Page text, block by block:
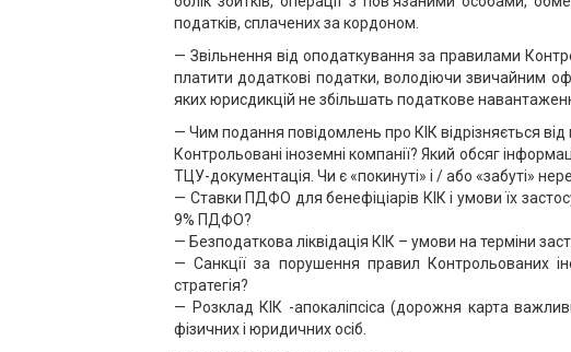
податків, сплачених за кордоном.
— Звільнення від оподаткування за правилами
платити додаткові податки, володіючи звичайним
яких юрисдикцій не збільшать податкове
— Чим подання повідомлень про КІК відрізняється
Контрольовані іноземні компанії? Який обсяг
ТЦУ-документація. Чи є «покинуті» і / або «забуті»
— Ставки ПДФО для бенефіціарів КІК і умови їх
9% ПДФО?
— Безподаткова ліквідація КІК – умови на терміни
— Санкції за порушення правил Контрольованих
стратегія?
— Розклад КІК -апокаліпсіса (дорожня карта
фізичних і юридичних осіб.